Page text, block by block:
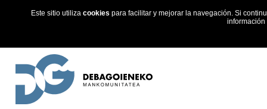
Este sitio utiliza cookies para facilitar y mejorar la navegación. Si